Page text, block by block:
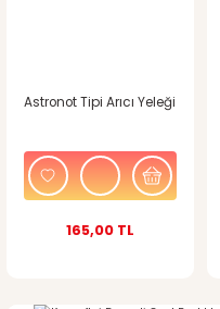
Ürün fiyatı diğer sitelerden
Bu ürüne benzer farklı
Astronot Tipi Arıcı Yeleği
165,00 TL